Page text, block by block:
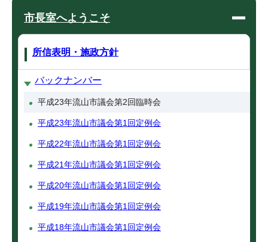
市長室へようこそ
所信表明・施政方針
バックナンバー
平成23年流山市議会第2回臨時会
平成23年流山市議会第1回定例会
平成22年流山市議会第1回定例会
平成21年流山市議会第1回定例会
平成20年流山市議会第1回定例会
平成19年流山市議会第1回定例会
平成18年流山市議会第1回定例会